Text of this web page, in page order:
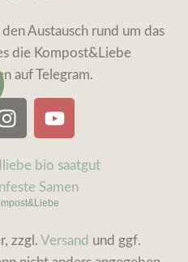
Austausch rund um das
die Kompost&Liebe
auf Telegram.
zzgl. Versand und ggf.